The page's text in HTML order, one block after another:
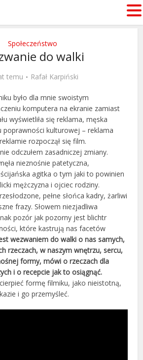
Społeczeństwo
do walki
temu Rafał Karpiński
było dla mnie swoistym
komputera na ekranie zamiast
wyświetliła się reklama, męska
poprawności kulturowej – reklama
rozpoczął się film.
odczułem zasadniczej zmiany.
nieznośnie patetyczna,
agitka o tym jaki to powinien
mężczyzna i ojciec rodziny.
pełne słońca kadry, żarliwi
frazy. Słowem niezjadliwa
pozór jak pozorny jest blichtr
które kastrują nas facetów
wezwaniem do walki o nas samych,
rzeczach, w naszym wnętrzu, sercu,
formy, mówi o rzeczach dla
i o recepcie jak to osiągnąć.
formę filmiku, jako nieistotną,
i go przemyśleć.